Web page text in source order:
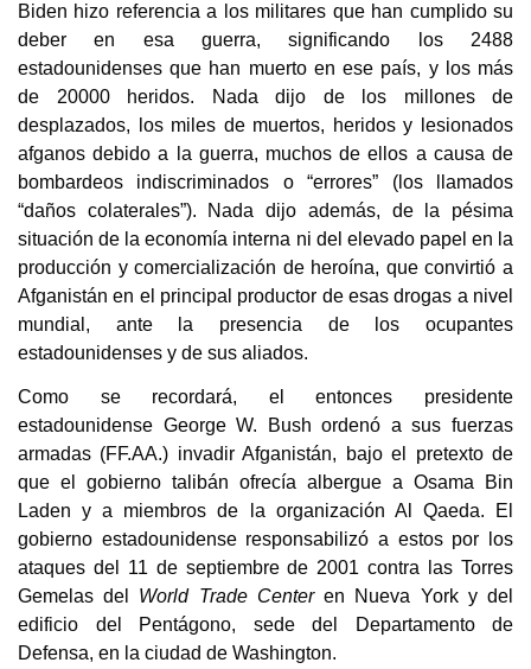
Biden hizo referencia a los militares que han cumplido su
deber en esa guerra, significando los 2488
estadounidenses que han muerto en ese país, y los más
de 20000 heridos. Nada dijo de los millones de
desplazados, los miles de muertos, heridos y lesionados
afganos debido a la guerra, muchos de ellos a causa de
bombardeos indiscriminados o “errores” (los llamados
“daños colaterales”). Nada dijo además, de la pésima
situación de la economía interna ni del elevado papel en la
producción y comercialización de heroína, que convirtió a
Afganistán en el principal productor de esas drogas a nivel
mundial, ante la presencia de los ocupantes
estadounidenses y de sus aliados.
Como se recordará, el entonces presidente
estadounidense George W. Bush ordenó a sus fuerzas
armadas (FF.AA.) invadir Afganistán, bajo el pretexto de
que el gobierno talibán ofrecía albergue a Osama Bin
Laden y a miembros de la organización Al Qaeda. El
gobierno estadounidense responsabilizó a estos por los
ataques del 11 de septiembre de 2001 contra las Torres
Gemelas del World Trade Centeren Nueva York y del
edificio del Pentágono, sede del Departamento de
Defensa, en la ciudad de Washington.